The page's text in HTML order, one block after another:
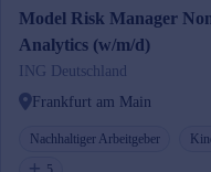
Model Risk Manager
Analytics (w/m/d)
ING Deutschland
Frankfurt am Main
Nachhaltiger Arbeitgeber